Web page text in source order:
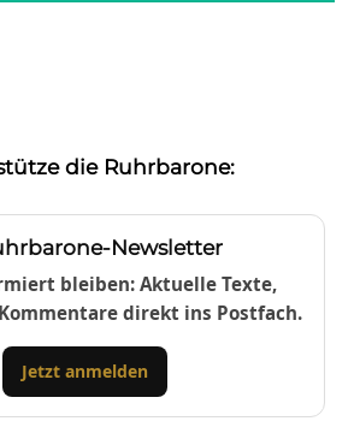
die Ruhrbarone:
Newsletter
bleiben: Aktuelle Texte,
direkt ins Postfach.
Jetzt anmelden